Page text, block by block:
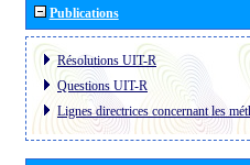
Publications
Résolutions UIT-R
Questions UIT-R
Lignes directrices concernant les